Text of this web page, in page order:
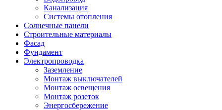
Канализация
Системы отопления
Солнечные панели
Строительные материалы
Фасад
Фундамент
Электропроводка
Заземление
Монтаж выключателей
Монтаж освещения
Монтаж розеток
Энергосбережение